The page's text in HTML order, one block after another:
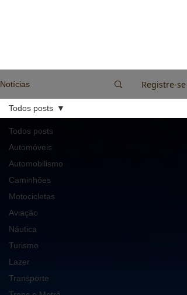
Notícias Registre-se
Todos posts
Automóveis
Automobilismo
Caminhões
Motocicletas
Aviação
Náutica
Turismo
Lazer
Transporte
Todos posts